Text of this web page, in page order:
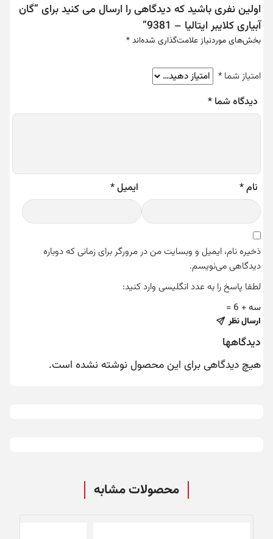
دیدگاهها
هیچ دیدگاهی برای این محصول نوشته نشده است.
اولین نفری باشید که دیدگاهی را ارسال می کنید برای “گان
آبیاری کلایبر ایتالیا – 9381”
بخش‌های موردنیاز علامت‌گذاری شده‌اند*
امتیاز شما*
دیدگاه شما *
نام* ایمیل*
ذخیره نام، ایمیل و وبسایت من در مرورگر برای زمانی که دوباره
دیدگاهی می‌نویسم.
لطفا پاسخ را به عدد انگلیسی وارد کنید:
سه + 6 =
ارسال نظر
محصولات مشابه